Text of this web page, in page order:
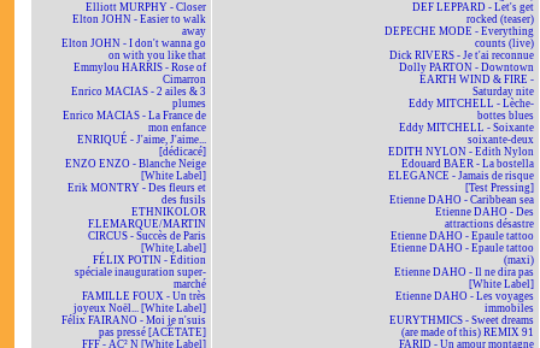
Elliott MURPHY - Closer
Elton JOHN - Easier to walk
away
Elton JOHN - I don't wanna go
on with you like that
Emmylou HARRIS - Rose of
Cimarron
Enrico MACIAS - 2 ailes & 3
plumes
Enrico MACIAS - La France de
mon enfance
ENRIQUÉ - J'aime, J'aime...
[dédicacé]
ENZO ENZO - Blanche Neige
[White Label]
Erik MONTRY - Des fleurs et
des fusils
ETHNIKOLOR
F.LEMARQUE/MARTIN
CIRCUS - Succès de Paris
[White Label]
FÉLIX POTIN - Édition
spéciale inauguration super-
marché
FAMILLE FOUX - Un très
joyeux Noël... [White Label]
Félix FAIRANO - Moi je n'suis
pas pressé [ACÉTATE]
FFF - AC² N [White Label]
DEF LEPPARD - Let's get
rocked (teaser)
DEPECHE MODE - Everything
counts (live)
Dick RIVERS - Je t'ai reconnue
Dolly PARTON - Downtown
EARTH WIND & FIRE -
Saturday nite
Eddy MITCHELL - Lèche-
bottes blues
Eddy MITCHELL - Soixante
soixante-deux
EDITH NYLON - Edith Nylon
Edouard BAER - La bostella
ELEGANCE - Jamais de risque
[Test Pressing]
Etienne DAHO - Caribbean sea
Etienne DAHO - Des
attractions désastre
Etienne DAHO - Epaule tattoo
Etienne DAHO - Epaule tattoo
(maxi)
Etienne DAHO - Il ne dira pas
[White Label]
Etienne DAHO - Les voyages
immobiles
EURYTHMICS - Sweet dreams
(are made of this) REMIX 91
FARID - Un amour montagne